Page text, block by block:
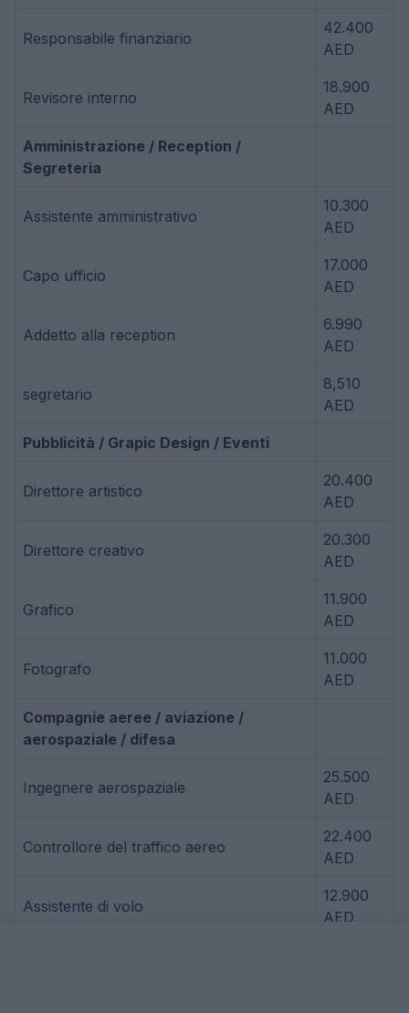
Responsabile finanziario
42.400
AED
Revisore interno
18.900
AED
Amministrazione / Reception /
Segreteria
Assistente amministrativo
10.300
AED
Capo ufficio
17.000
AED
Addetto alla reception
6.990
AED
segretario
8,510
AED
Pubblicità / Grapic Design / Eventi
Direttore artistico
20.400
AED
Direttore creativo
20.300
AED
Grafico
11.900
AED
Fotografo
11.000
AED
Compagnie aeree / aviazione /
aerospaziale / difesa
Ingegnere aerospaziale
25.500
AED
Controllore del traffico aereo
22.400
AED
Assistente di volo
12.900
AED